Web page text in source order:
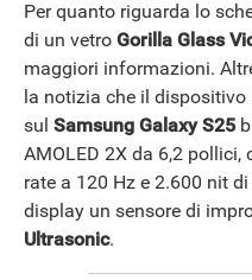
Per quanto riguarda lo
di un vetro Gorilla Glass
maggiori informazioni.
la notizia che il
sul Samsung Galaxy S25
AMOLED 2X da 6,2 pollici,
rate a 120 Hz e 2.600 nit
display un sensore di
Ultrasonic.